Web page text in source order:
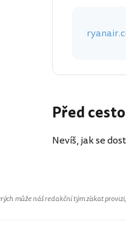
Před
Nevíš, jak se
může náš redakční tým získat